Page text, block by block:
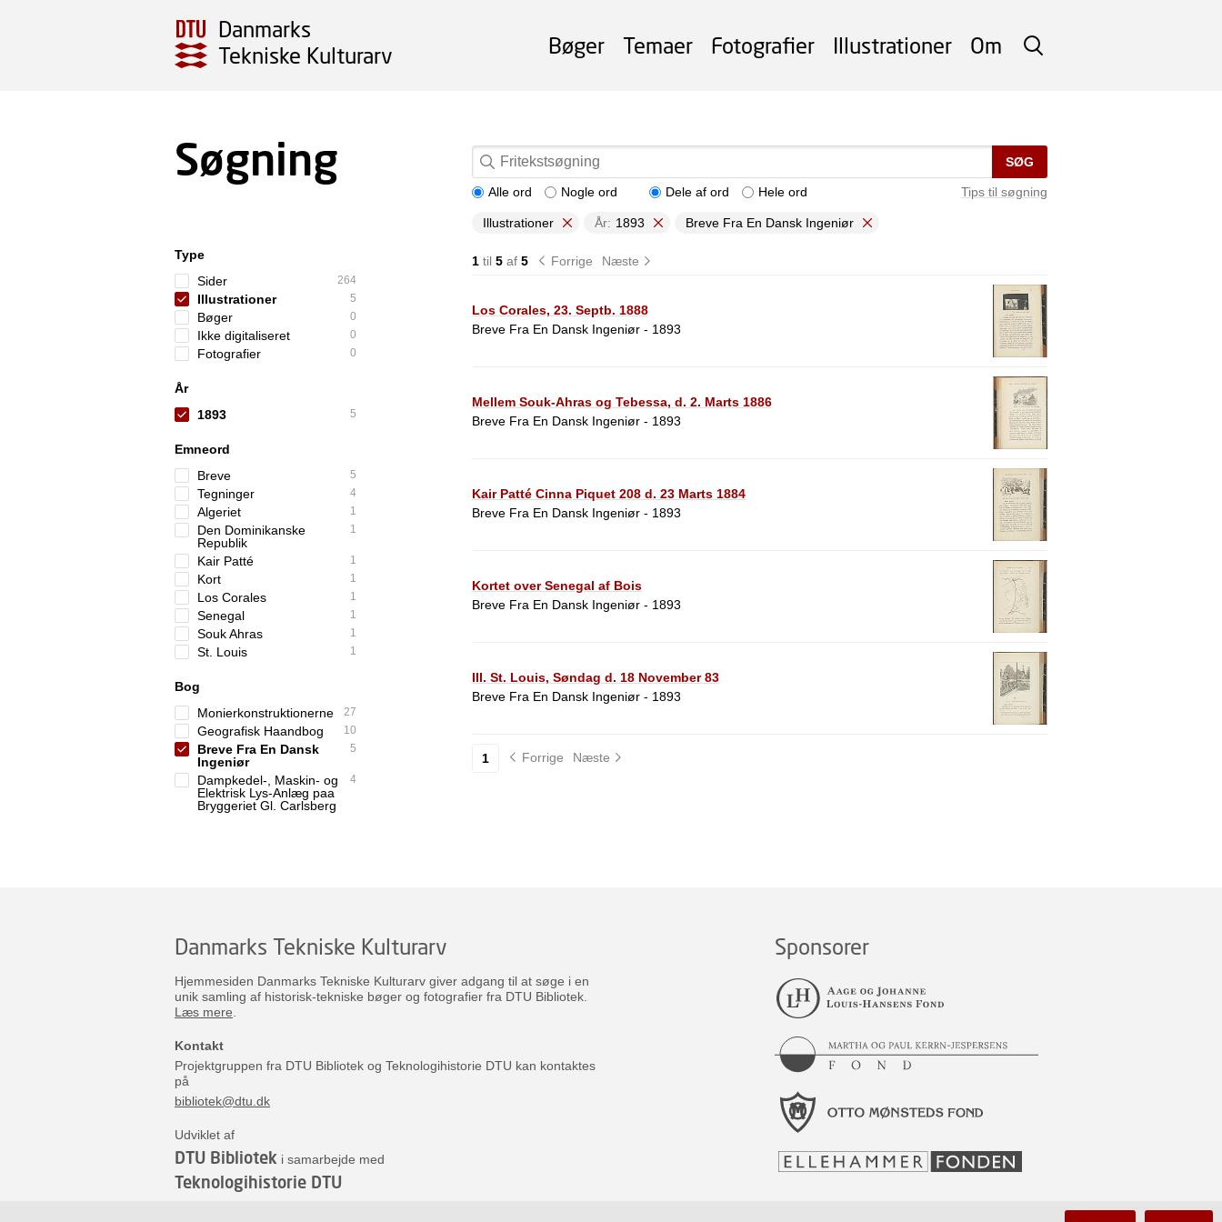
Danmarks
Tekniske Kulturarv
SØG
Bøger Temaer Fotografier Illustrationer Om
Søgning SØG
Tips til søgning
Alle ord Nogle ord Dele af ord Hele ord
Illustrationer År: 1893 Breve Fra En Dansk Ingeniør
Type
Sider
264
Illustrationer 5
Bøger 0
Ikke digitaliseret 0
Fotografier 0
År
1893
5
Emneord
Breve
5
Tegninger 4
Algeriet 1
Den Dominikanske
Republik
1
Kair Patté 1
Kort 1
Los Corales 1
Senegal 1
Souk Ahras 1
St. Louis 1
Bog
Monierkonstruktionerne
27
Geografisk Haandbog 10
Breve Fra En Dansk
Ingeniør
5
Dampkedel-, Maskin- og
Elektrisk Lys-Anlæg paa
Bryggeriet Gl. Carlsberg
4
1til 5af 5 Forrige Næste
Los Corales, 23. Septb. 1888
Breve Fra En Dansk Ingeniør - 1893
Mellem Souk-Ahras og Tebessa, d. 2. Marts 1886
Breve Fra En Dansk Ingeniør - 1893
Kair Patté Cinna Piquet 208 d. 23 Marts 1884
Breve Fra En Dansk Ingeniør - 1893
Kortet over Senegal af Bois
Breve Fra En Dansk Ingeniør - 1893
III. St. Louis, Søndag d. 18 November 83
Breve Fra En Dansk Ingeniør - 1893
1 Forrige Næste
Danmarks Tekniske Kulturarv
Hjemmesiden Danmarks Tekniske Kulturarv giver adgang til at søge i en
unik samling af historisk-tekniske bøger og fotografier fra DTU Bibliotek.
Læs mere
Kontakt
Projektgruppen fra DTU Bibliotek og Teknologihistorie DTU kan kontaktes
på
bibliotek@dtu.dk
Udviklet af
DTU Bibliotek i samarbejde med
Teknologihistorie DTU
Sponsorer